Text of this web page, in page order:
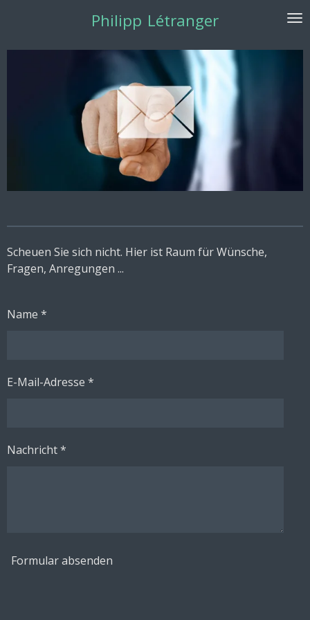
springen
Philipp Létranger
Scheuen Sie sich nicht. Hier ist Raum für Wünsche,
Fragen, Anregungen ...
Name *
E-Mail-Adresse *
Nachricht *
Formular absenden